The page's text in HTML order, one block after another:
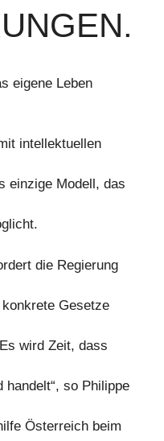
eigene Leben
intellektuellen
einzige Modell, das
die Regierung
Gesetze
wird Zeit, dass
handelt“, so Philippe
Österreich beim